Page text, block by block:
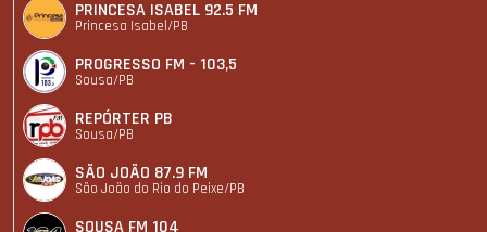
PRINCESA ISABEL 92.5 FM
Princesa Isabel/PB
PROGRESSO FM - 103,5
Sousa/PB
REPÓRTER PB
Sousa/PB
SÃO JOÃO 87.9 FM
São João do Rio do Peixe/PB
SOUSA FM 104